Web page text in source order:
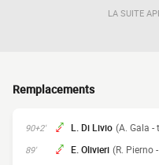
LA SUITE
Remplacements
90+2' L. Di Livio (A. Gala -
89' E. Olivieri (R. Pierno